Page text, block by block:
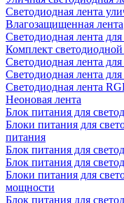
Светодиодная лента
Влагозащищенная лента
Светодиодная лента
Комплект
Светодиодная лента
Светодиодная лента
Светодиодная лента
Неоновая лента
Блок питания для
Блоки питания для
питания
Блок питания для
Блок питания для
Блоки питания для
мощности
Блок питания для